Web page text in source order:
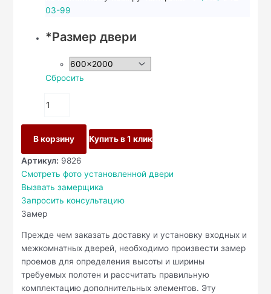
03-99
*Размер двери
Сбросить
В корзину Купить в 1 клик
Артикул: 9826
Смотреть фото установленной двери
Вызвать замерщика
Запросить консультацию
Замер
Прежде чем заказать доставку и установку входных и
межкомнатных дверей, необходимо произвести замер
проемов для определения высоты и ширины
требуемых полотен и рассчитать правильную
комплектацию дополнительных элементов. Эту